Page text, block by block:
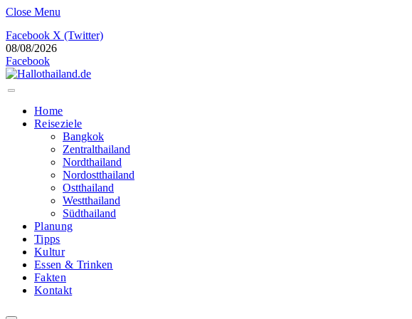
Close Menu
Facebook X (Twitter)
08/08/2026
Facebook
Home
Reiseziele
Bangkok
Zentralthailand
Nordthailand
Nordostthailand
Ostthailand
Westthailand
Südthailand
Planung
Tipps
Kultur
Essen & Trinken
Fakten
Kontakt